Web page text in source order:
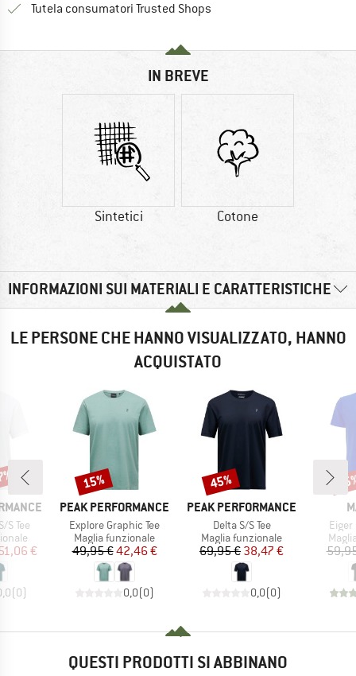
Tutela consumatori Trusted Shops
IN BREVE
Sintetici Cotone
INFORMAZIONI SUI MATERIALI E CARATTERISTICHE
LE PERSONE CHE HANNO VISUALIZZATO, HANNO
ACQUISTATO
S Tee
ridotto
€
(0)
MARCHIO
PEAK PERFORMANCE
Articolo
Explore Graphic Tee
Gruppo di prodotti
Maglia funzionale
Prezzo
49,95 €Prezzo ridotto
42,46 €
0,0(0)
Sconto
15%
MARCHIO
PEAK PERFORMANCE
Articolo
Delta S/S Tee
Gruppo di prodotti
Maglia funzionale
Prezzo
69,95 €Prezzo ridotto
38,47 €
0,0(0)
Sconto
45%
Eiger
QUESTI PRODOTTI SI ABBINANO